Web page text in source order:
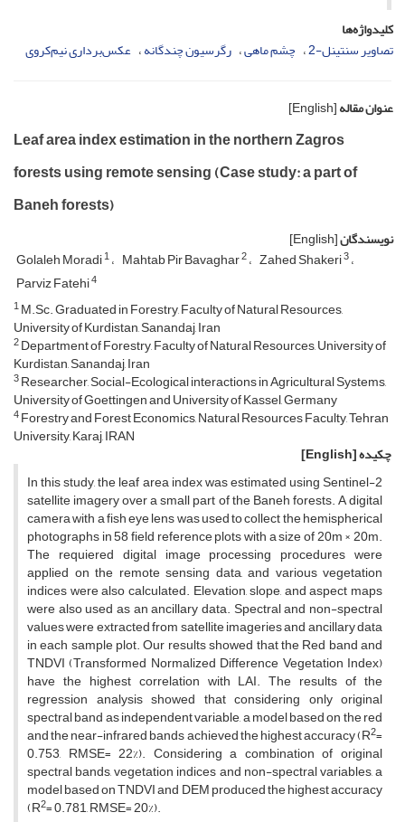
کلیدواژه‌ها
تصاویر سنتینل-2
چشم ماهی رگرسیون چندگانه عکس‌برداری نیم‌کروی
عنوان مقاله[English]
Leaf area index estimation in the northern Zagros
forests using remote sensing (Case study: a part of
Baneh forests)
نویسندگان[English]
Golaleh Moradi1 Mahtab Pir Bavaghar2 Zahed Shakeri3
Parviz Fatehi4
1M.Sc. Graduated in Forestry, Faculty of Natural Resources,
University of Kurdistan, Sanandaj, Iran
2Department of Forestry, Faculty of Natural Resources, University of
Kurdistan, Sanandaj, Iran
3Researcher, Social-Ecological interactions in Agricultural Systems,
University of Goettingen and University of Kassel, Germany
4Forestry and Forest Economics, Natural Resources Faculty, Tehran
University, Karaj, IRAN
چکیده[English]
In this study, the leaf area index was estimated using Sentinel-2
satellite imagery over a small part of the Baneh forests. A digital
camera with a fish eye lens was used to collect the hemispherical
photographs in 58 field reference plots with a size of 20m × 20m.
The requiered digital image processing procedures were
applied on the remote sensing data, and various vegetation
indices were also calculated. Elevation, slope, and aspect maps
were also used as an ancillary data. Spectral and non-spectral
values were extracted from satellite imageries and ancillary data
in each sample plot. Our results showed that the Red band and
TNDVI (Transformed Normalized Difference Vegetation Index)
have the highest correlation with LAI. The results of the
regression analysis showed that considering only original
spectral band as independent variable, a model based on the red
and the near-infrared bands achieved the highest accuracy (R2=
0.753, RMSE= 22%). Considering a combination of original
spectral bands, vegetation indices and non-spectral variables, a
model based on TNDVI and DEM produced the highest accuracy
(R2= 0.781, RMSE= 20%).